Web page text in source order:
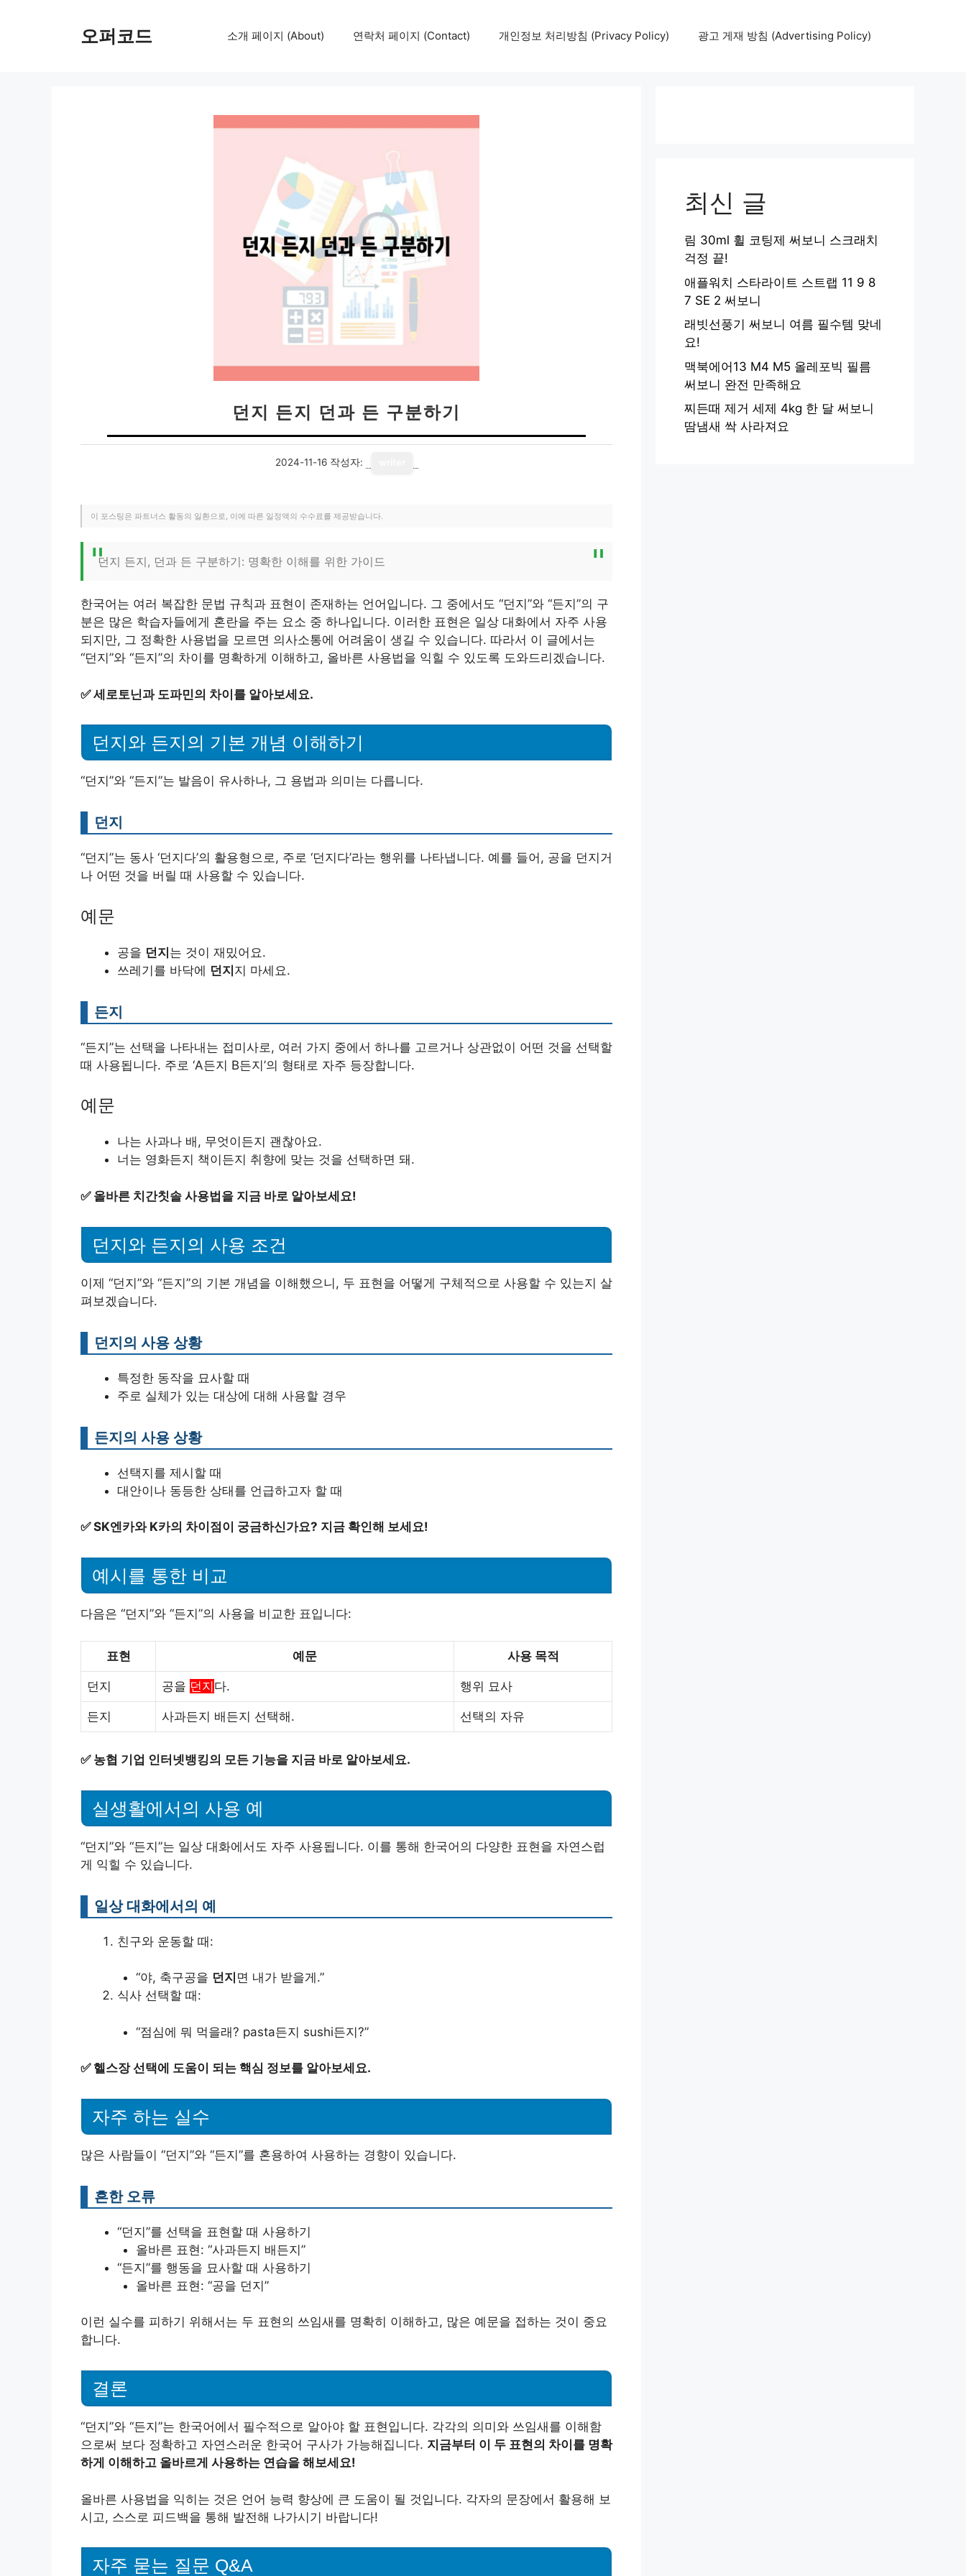
오퍼코드 소개 페이지 (About) 연락처 페이지 (Contact) 개인정보 처리방침 (Privacy Policy) 광고 게재 방침 (Advertising Policy)
던지 든지 던과 든 구분하기
2024-11-16 작성자:
이 포스팅은 파트너스 활동의 일환으로, 이에 따른 일정액의 수수료를 제공받습니다.
던지 든지, 던과 든 구분하기: 명확한 이해를 위한 가이드
한국어는 여러 복잡한 문법 규칙과 표현이 존재하는 언어입니다. 그 중에서도 “던지”와 “든지”의 구
분은 많은 학습자들에게 혼란을 주는 요소 중 하나입니다. 이러한 표현은 일상 대화에서 자주 사용
되지만, 그 정확한 사용법을 모르면 의사소통에 어려움이 생길 수 있습니다. 따라서 이 글에서는
“던지”와 “든지”의 차이를 명확하게 이해하고, 올바른 사용법을 익힐 수 있도록 도와드리겠습니다.
✅세로토닌과 도파민의 차이를 알아보세요.
던지와 든지의 기본 개념 이해하기
“던지”와 “든지”는 발음이 유사하나, 그 용법과 의미는 다릅니다.
던지
“던지”는 동사 ‘던지다’의 활용형으로, 주로 ‘던지다’라는 행위를 나타냅니다. 예를 들어, 공을 던지거
나 어떤 것을 버릴 때 사용할 수 있습니다.
예문
공을 던지는 것이 재밌어요.
쓰레기를 바닥에 던지지 마세요.
든지
“든지”는 선택을 나타내는 접미사로, 여러 가지 중에서 하나를 고르거나 상관없이 어떤 것을 선택할
때 사용됩니다. 주로 ‘A든지 B든지’의 형태로 자주 등장합니다.
예문
나는 사과나 배, 무엇이든지 괜찮아요.
너는 영화든지 책이든지 취향에 맞는 것을 선택하면 돼.
✅ 올바른 치간칫솔 사용법을 지금 바로 알아보세요!
던지와 든지의 사용 조건
이제 “던지”와 “든지”의 기본 개념을 이해했으니, 두 표현을 어떻게 구체적으로 사용할 수 있는지 살
펴보겠습니다.
던지의 사용 상황
특정한 동작을 묘사할 때
주로 실체가 있는 대상에 대해 사용할 경우
든지의 사용 상황
선택지를 제시할 때
대안이나 동등한 상태를 언급하고자 할 때
✅SK엔카와 K카의 차이점이 궁금하신가요? 지금 확인해 보세요!
예시를 통한 비교
다음은 “던지”와 “든지”의 사용을 비교한 표입니다:
표현 예문 사용 목적
던지 공을 던지 다. 행위 묘사
든지 사과든지 배든지 선택해. 선택의 자유
✅ 농협 기업 인터넷뱅킹의 모든 기능을 지금 바로 알아보세요.
실생활에서의 사용 예
“던지”와 “든지”는 일상 대화에서도 자주 사용됩니다. 이를 통해 한국어의 다양한 표현을 자연스럽
게 익힐 수 있습니다.
일상 대화에서의 예
친구와 운동할 때:
“야, 축구공을 던지 면 내가 받을게.”
식사 선택할 때:
“점심에 뭐 먹을래? pasta든지 sushi든지?”
✅ 헬스장 선택에 도움이 되는 핵심 정보를 알아보세요.
자주 하는 실수
많은 사람들이 “던지”와 “든지”를 혼용하여 사용하는 경향이 있습니다.
흔한 오류
“던지”를 선택을 표현할 때 사용하기
올바른 표현: “사과든지 배든지”
“든지”를 행동을 묘사할 때 사용하기
올바른 표현: “공을 던지”
이런 실수를 피하기 위해서는 두 표현의 쓰임새를 명확히 이해하고, 많은 예문을 접하는 것이 중요
합니다.
결론
“던지”와 “든지”는 한국어에서 필수적으로 알아야 할 표현입니다. 각각의 의미와 쓰임새를 이해함
으로써 보다 정확하고 자연스러운 한국어 구사가 가능해집니다. 지금부터 이 두 표현의 차이를 명확
하게 이해하고 올바르게 사용하는 연습을 해보세요!
올바른 사용법을 익히는 것은 언어 능력 향상에 큰 도움이 될 것입니다. 각자의 문장에서 활용해 보
시고, 스스로 피드백을 통해 발전해 나가시기 바랍니다!
자주 묻는 질문 Q&A
최신 글
림 30ml 휠 코팅제 써보니 스크래치
걱정 끝!
애플워치 스타라이트 스트랩 11 9 8
7 SE 2 써보니
래빗선풍기 써보니 여름 필수템 맞네
요!
맥북에어13 M4 M5 올레포빅 필름
써보니 완전 만족해요
찌든때 제거 세제 4kg 한 달 써보니
땀냄새 싹 사라져요